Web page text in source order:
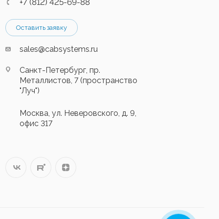
+7 (812) 425-69-88
Оставить заявку
sales@cabsystems.ru
Санкт-Петербург, пр.
Металлистов, 7 (пространство
"Луч")
Москва, ул. Неверовского, д. 9,
офис 317